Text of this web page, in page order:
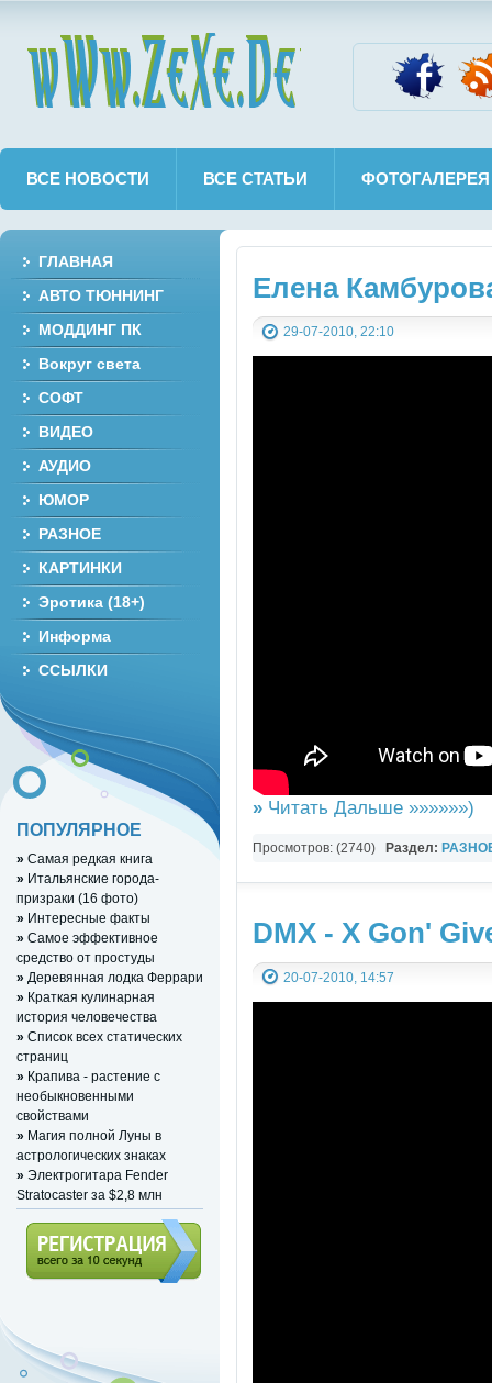
ВСЕ НОВОСТИ ВСЕ СТАТЬИ ФОТОГАЛЕРЕЯ
Елена
29-07-2010, 22:10
» Читать Дальше »»»»»»)
Просмотров: (2740) Раздел:
DMX - X Gon'
20-07-2010, 14:57
ГЛАВНАЯ
АВТО ТЮННИНГ
МОДДИНГ ПК
Вокруг света
СОФТ
ВИДЕО
АУДИО
ЮМОР
РАЗНОЕ
КАРТИНКИ
Эротика (18+)
Информа
ССЫЛКИ
ПОПУЛЯРНОЕ
» Самая редкая книга
» Итальянские города-
призраки (16 фото)
» Интересные факты
» Самое эффективное
средство от простуды
» Деревянная лодка Феррари
» Краткая кулинарная
история человечества
» Список всех статических
страниц
» Крапива - растение с
необыкновенными
свойствами
» Магия полной Луны в
астрологических знаках
» Электрогитара Fender
Stratocaster за $2,8 млн